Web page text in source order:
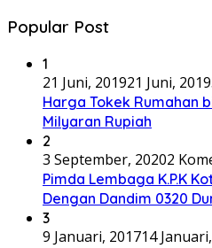
Popular Post
1
21 Juni, 201921 Juni, 2019
Harga Tokek Rumahan
Milyaran Rupiah
2
3 September, 20202
Pimda Lembaga K.P.K
Dengan Dandim 0320
3
9 Januari, 201714